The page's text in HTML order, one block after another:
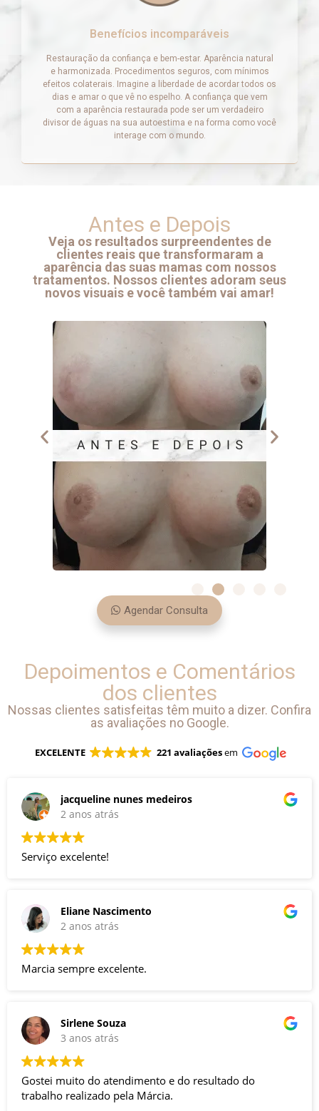
Benefícios incomparáveis
Restauração da confiança e bem-estar. Aparência natural
e harmonizada. Procedimentos seguros, com mínimos
efeitos colaterais. Imagine a liberdade de acordar todos os
dias e amar o que vê no espelho. A confiança que vem
com a aparência restaurada pode ser um verdadeiro
divisor de águas na sua autoestima e na forma como você
interage com o mundo.
Antes e Depois
Veja os resultados surpreendentes de
clientes reais que transformaram a
aparência das suas mamas com nossos
tratamentos. Nossos clientes adoram seus
novos visuais e você também vai amar!
Agendar Consulta
Depoimentos e Comentários
dos clientes
Nossas clientes satisfeitas têm muito a dizer. Confira
as avaliações no Google.
EXCELENTE 221 avaliaçõesem
jacqueline nunes medeiros
2 anos atrás
Serviço excelente!
Eliane Nascimento
2 anos atrás
Marcia sempre excelente.
Sirlene Souza
3 anos atrás
Gostei muito do atendimento e do resultado do
trabalho realizado pela Márcia.